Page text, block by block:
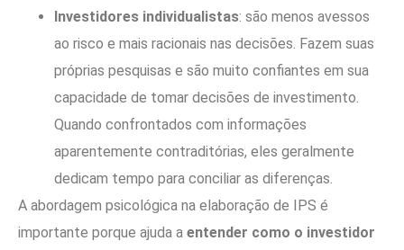
Investidores individualistas: são menos avessos
ao risco e mais racionais nas decisões. Fazem suas
próprias pesquisas e são muito confiantes em sua
capacidade de tomar decisões de investimento.
Quando confrontados com informações
aparentemente contraditórias, eles geralmente
dedicam tempo para conciliar as diferenças.
A abordagem psicológica na elaboração de IPS é
importante porque ajuda a entender como o investidor